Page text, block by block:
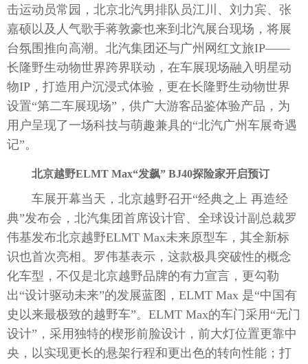
新华电视中文 新华电视英文 返回PC
击运动员常园，北京北汽男排队员江川、刘力宾、张
嘉硕以及人气歌手蒋敦豪也来到北汽展台现场，将展
台氛围推向高潮。北汽集团还与广州网红文旅IP——
长隆野生动物世界跨界联动，在车展现场融入明星动
物IP，打造用户沉浸式体验，更在长隆野生动物世界
设置“第二车展现场”，供广大游客品鉴体验产品，为
用户呈现了一场科技与萌趣兼具的“北汽广州车展奇遇
记”。
北京越野ELMT Max“发飙” BJ40探险家开启预订
车展开幕当天，北京越野召开“经典之上 再造经
典”发布会，北汽集团首席设计官、全球设计副总裁罗
伟基发布北京越野ELMT Max未来原型车，其全新标
识也首次亮相。罗伟基表示，这款极具突破性的概念
化车型，不仅是北京越野品牌的有力宣言，更勾勒
出“设计驱动未来”的发展蓝图，ELMT Max 是“中国有
史以来最极致的越野车”。ELMT Max的车门采用“无门
设计”，采用独特的楔形前脸设计，前大灯位置更靠中
央，以实现更长的悬架行程和更出色的转向性能；打